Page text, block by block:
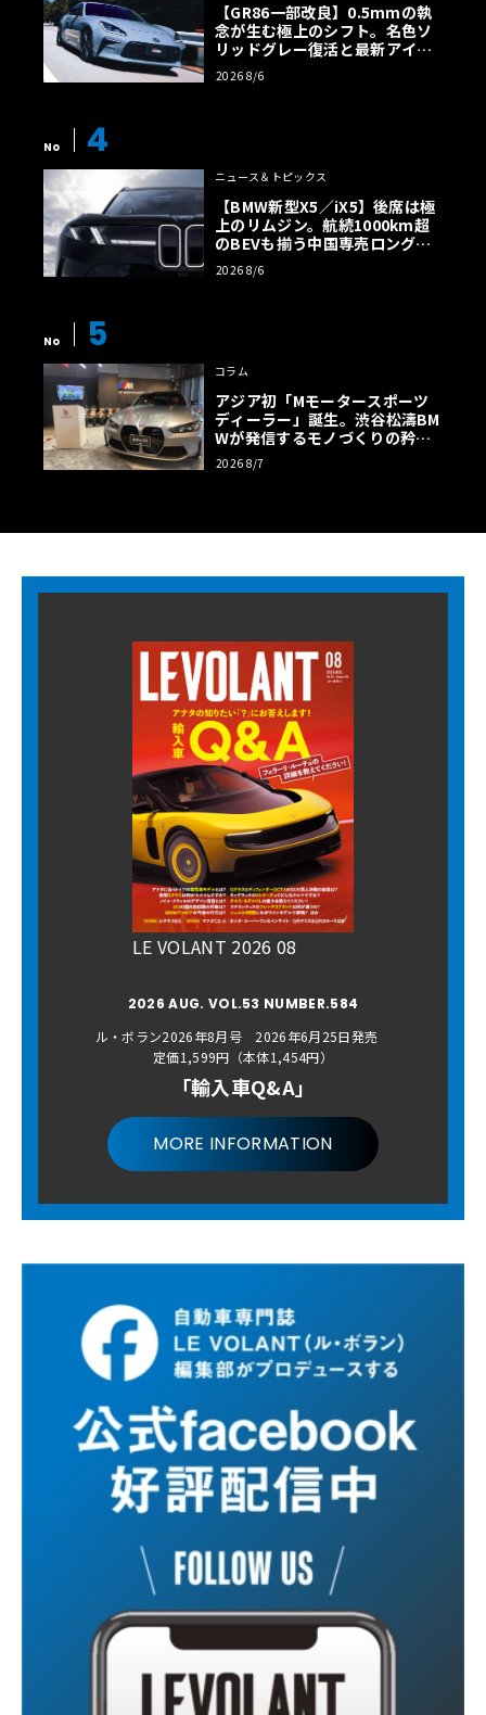
【GR86一部改良】0.5mmの執
念が生む極上のシフト。名色ソ
リッドグレー復活と最新アイサ
イトでFRの極みへ
2026 8/6
No 4
ニュース＆トピックス
【BMW新型X5／iX5】後席は極
上のリムジン。航続1000km超
のBEVも揃う中国専売ロング仕
様の全貌
2026 8/6
No 5
コラム
アジア初「Mモータースポーツ
ディーラー」誕生。渋谷松濤BM
Wが発信するモノづくりの矜持
【木下隆之コラム】
2026 8/7
LE VOLANT 2026 08
2026 AUG. VOL.53 NUMBER.584
ル・ボラン2026年8月号 2026年6月25日発売
定価1,599円（本体1,454円）
「輸入車Q&A」
MORE INFORMATION